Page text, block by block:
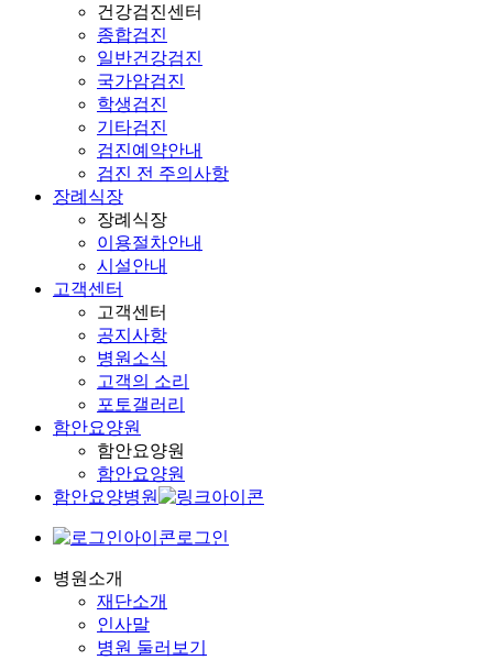
건강검진센터
종합검진
일반건강검진
국가암검진
학생검진
기타검진
검진예약안내
검진 전 주의사항
장례식장
장례식장
이용절차안내
시설안내
고객센터
고객센터
공지사항
병원소식
고객의 소리
포토갤러리
함안요양원
함안요양원
함안요양원
함안요양병원
로그인
병원소개
재단소개
인사말
병원 둘러보기